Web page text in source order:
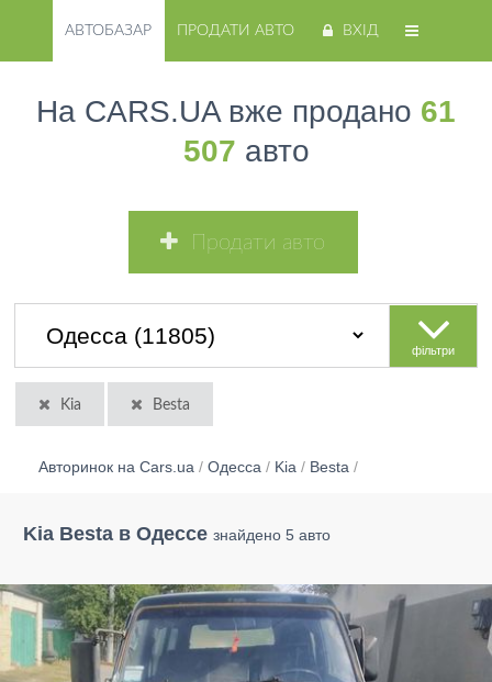
АВТОБАЗАР ПРОДАТИ АВТО ВХІД
На CARS.UA вже продано 61
507 авто
Продати авто
фільтри
Kia Besta
Авторинок на Cars.ua / Одесса / Kia / Besta /
Kia Besta в Одессе знайдено 5 авто